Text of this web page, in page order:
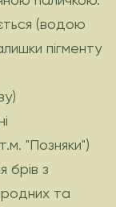
(водою
пігменту
"Позняки")
брів з
та